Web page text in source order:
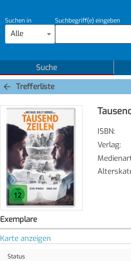
Suchen in
Alle
Suchbegriff(e) eingeben
Suche
Trefferliste
ISBN:
Verlag:
Exemplare
Karte anzeigen
Status